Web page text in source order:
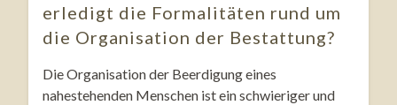
erledigt die Formalitäten rund um
die Organisation der Bestattung?
Die Organisation der Beerdigung eines
nahestehenden Menschen ist ein schwieriger und